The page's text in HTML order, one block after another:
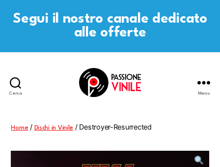
Segui il nostro canale dedicato
alle offerte
Cerca Menu
Home / Dischi in Vinile / Destroyer-Resurrected